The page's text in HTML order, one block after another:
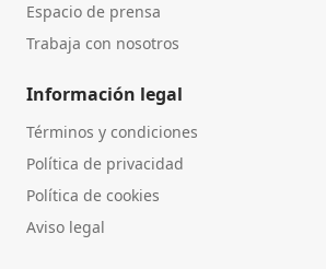
Espacio de prensa
Trabaja con nosotros
Información legal
Términos y condiciones
Política de privacidad
Política de cookies
Aviso legal